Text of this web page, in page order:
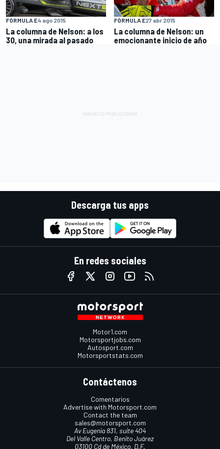
FÓRMULA E4 ago 2015
La columna de Nelson: a los
30, una mirada al pasado
FÓRMULA E27 abr 2015
La columna de Nelson: un
emocionante inicio de año
Descarga tus apps
En redes sociales
Motor1.com
Motorsportjobs.com
Autosport.com
Motorsportstats.com
Contáctenos
Comentarios
Advertise with Motorsport.com
Contact the team
sales@motorsport.com
Av Eugenia 831, suite 404
Del Valle Centro, Benito Juárez
03100 Cd de México, D.F.